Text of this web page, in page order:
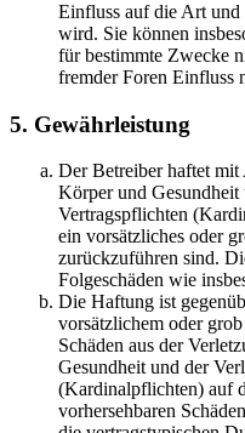
Einfluss auf die Art
wird. Sie können
für bestimmte Zwecke
fremder Foren Einfluss
5. Gewährleistung
Der Betreiber haftet mit
Körper und Gesundheit
Vertragspflichten
ein vorsätzliches oder
zurückzuführen sind.
Folgeschäden wie
Die Haftung ist
vorsätzlichem oder
Schäden aus der
Gesundheit und der
(Kardinalpflichten) auf
vorhersehbaren